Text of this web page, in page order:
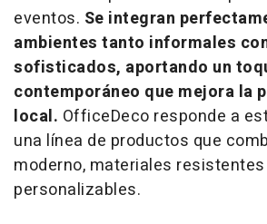
eventos. Se integran
ambientes tanto informales
sofisticados, aportando un
contemporáneo que mejora la
local. OfficeDeco responde a
una línea de productos que
moderno, materiales
personalizables.